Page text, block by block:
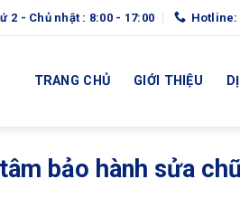
2 - Chủ nhật : 8:00 - 17:00 Hotline:
TRANG CHỦ GIỚI THIỆU
bảo hành sửa